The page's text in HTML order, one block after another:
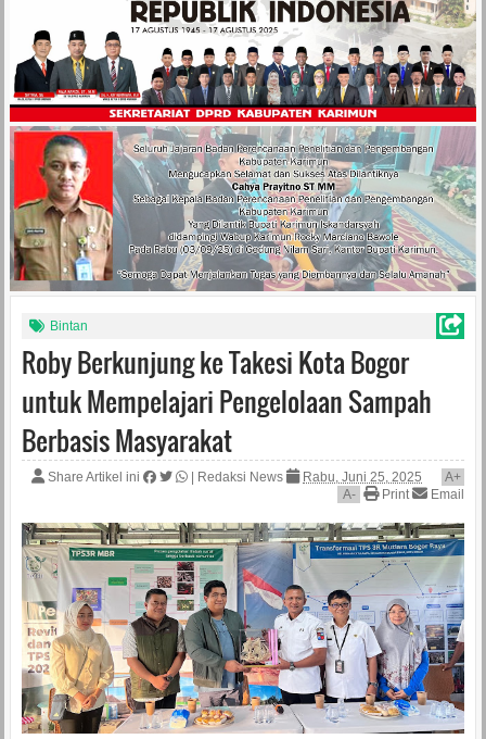
Bintan
Roby Berkunjung ke Takesi Kota Bogor
untuk Mempelajari Pengelolaan Sampah
Berbasis Masyarakat
Share Artikel ini Redaksi News Rabu, Juni 25, 2025 A+
A- Print Email